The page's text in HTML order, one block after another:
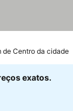
de Centro da cidade
exatos.